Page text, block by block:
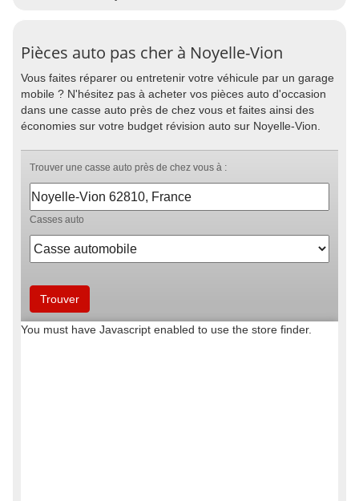
Pièces auto pas cher à Noyelle-Vion
Vous faites réparer ou entretenir votre véhicule par un garage
mobile ? N'hésitez pas à acheter vos pièces auto d'occasion
dans une casse auto près de chez vous et faites ainsi des
économies sur votre budget révision auto sur Noyelle-Vion.